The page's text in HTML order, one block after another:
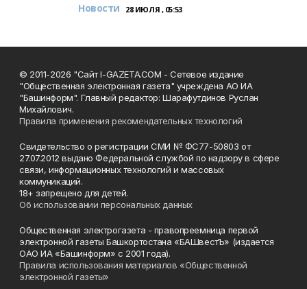
Новости 28 ИЮЛЯ , 05:53
© 2011-2026 "Сайт I-GAZETA.COM - Сетевое издание
"Общественная электронная газета" учреждена АО ИА
"Башинформ". Главный редактор: Шарафутдинов Руслан
Михайлович.
Правила применения рекомендательных технологий
Свидетельство о регистрации СМИ № ФС77-50803 от
27.07.2012 выдано Федеральной службой по надзору в сфере
связи, информационных технологий и массовых
коммуникаций.
18+ запрещено для детей.
Об использовании персональных данных
Общественная электрогазета - правопреемница первой
электронной газеты Башкортостана «БАШвестЪ» (издается
ОАО ИА «Башинформ» с 2001 года).
Правила использования материалов «Общественной
электронной газеты»